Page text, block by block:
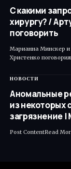
С какими
хирургу? /
поговорить
Марианна Минскер и
Христенко
НОВОСТИ
Аномальные
из некоторых
загрязнение
Post ContentRead